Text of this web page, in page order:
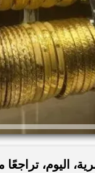
اليوم، تراجعًا